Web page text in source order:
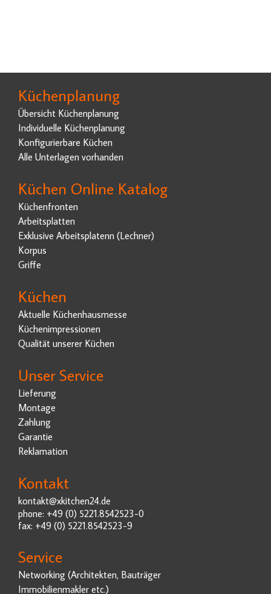
Küchenplanung
Übersicht Küchenplanung
Individuelle Küchenplanung
Konfigurierbare Küchen
Alle Unterlagen vorhanden
Küchen Online Katalog
Küchenfronten
Arbeitsplatten
Exklusive Arbeitsplatenn (Lechner)
Korpus
Griffe
Küchen
Aktuelle Küchenhausmesse
Küchenimpressionen
Qualität unserer Küchen
Unser Service
Lieferung
Montage
Zahlung
Garantie
Reklamation
Kontakt
kontakt@xkitchen24.de
phone: +49 (0) 5221.8542523-0
fax: +49 (0) 5221.8542523-9
Service
Networking (Architekten, Bauträger
Immobilienmakler etc.)